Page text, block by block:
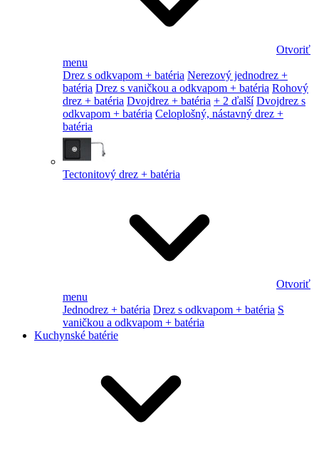
Otvoriť
menu
Drez s odkvapom + batéria Nerezový jednodrez +
batéria Drez s vaničkou a odkvapom + batéria Rohový
drez + batéria Dvojdrez + batéria + 2 ďalší Dvojdrez s
odkvapom + batéria Celoplošný, nástavný drez +
batéria
Tectonitový drez + batéria
Otvoriť
menu
Jednodrez + batéria Drez s odkvapom + batéria S
vaničkou a odkvapom + batéria
Kuchynské batérie